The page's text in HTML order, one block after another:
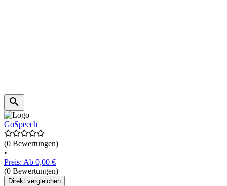
GoSpeech
(0 Bewertungen)
•
Preis: Ab 0,00 €
(0 Bewertungen)
Direkt vergleichen